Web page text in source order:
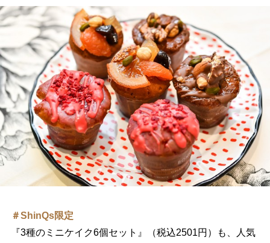
＃ShinQs限定
『3種のミニケイク6個セット』（税込2501円）も、人気